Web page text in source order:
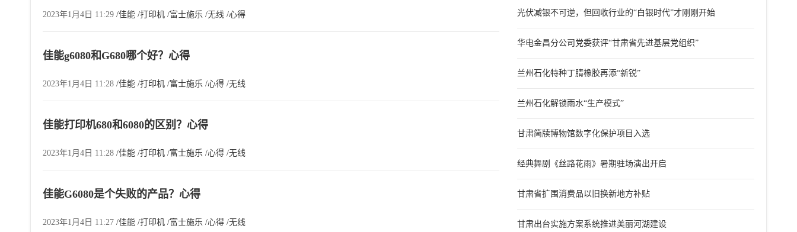
2023年1月4日 11:29 /佳能 /打印机 /富士施乐 /无线 /心得
佳能g6080和G680哪个好？心得
2023年1月4日 11:28 /佳能 /打印机 /富士施乐 /心得 /无线
佳能打印机680和6080的区别？心得
2023年1月4日 11:28 /佳能 /打印机 /富士施乐 /心得 /无线
佳能G6080是个失败的产品？心得
2023年1月4日 11:27 /佳能 /打印机 /富士施乐 /心得 /无线
光伏减银不可逆，但回收行业的“白银时代”才刚刚开始
华电金昌分公司党委获评“甘肃省先进基层党组织”
兰州石化特种丁腈橡胶再添“新锐”
兰州石化解锁雨水“生产模式”
甘肃简牍博物馆数字化保护项目入选
经典舞剧《丝路花雨》暑期驻场演出开启
甘肃省扩围消费品以旧换新地方补贴
甘肃出台实施方案系统推进美丽河湖建设